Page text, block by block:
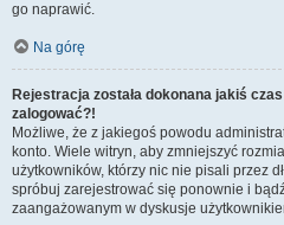
go naprawić.
Na górę
Rejestracja została dokonana jakiś
zalogować?!
Możliwe, że z jakiegoś powodu
konto. Wiele witryn, aby zmniejszyć
użytkowników, którzy nic nie pisali przez
spróbuj zarejestrować się ponownie i
zaangażowanym w dyskusje